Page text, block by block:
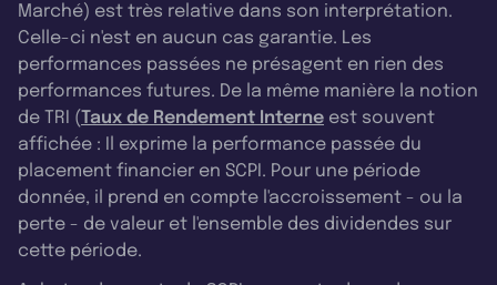
Marché) est très relative dans son interprétation.
Celle-ci n'est en aucun cas garantie. Les
performances passées ne présagent en rien des
performances futures. De la même manière la notion
de TRI (Taux de Rendement Interne est souvent
affichée : Il exprime la performance passée du
placement financier en SCPI. Pour une période
donnée, il prend en compte l'accroissement - ou la
perte - de valeur et l'ensemble des dividendes sur
cette période.